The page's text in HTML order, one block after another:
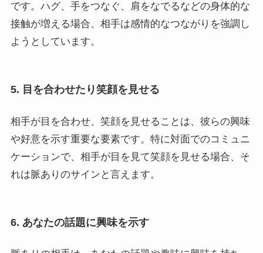
です。ハグ、手をつなぐ、肩をなでるなどの身体的な
接触が増える場合、相手は感情的なつながりを強調し
ようとしています。
5. 目を合わせたり笑顔を見せる
相手が目を合わせ、笑顔を見せることは、彼らの興味
や好意を示す重要な要素です。特に対面でのコミュニ
ケーションで、相手が目を見て笑顔を見せる場合、そ
れは脈ありのサインと言えます。
6. あなたの話題に興味を示す